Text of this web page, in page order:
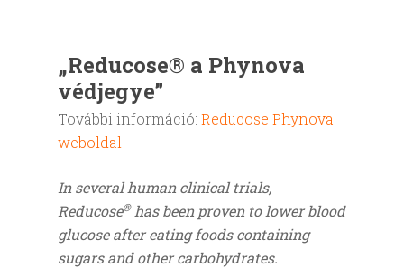
„Reducose® a Phynova
védjegye”
További információ: Reducose Phynova
weboldal
In several human clinical trials,
Reducose®has been proven to lower blood
glucose after eating foods containing
sugars and other carbohydrates.